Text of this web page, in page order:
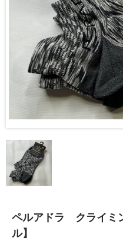
ペルアドラ クライミ
ル】